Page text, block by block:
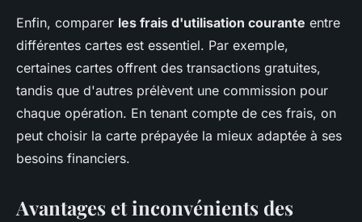
Enfin, comparer les frais d'utilisation courante entre
différentes cartes est essentiel. Par exemple,
certaines cartes offrent des transactions gratuites,
tandis que d'autres prélèvent une commission pour
chaque opération. En tenant compte de ces frais, on
peut choisir la carte prépayée la mieux adaptée à ses
besoins financiers.
Avantages et inconvénients des